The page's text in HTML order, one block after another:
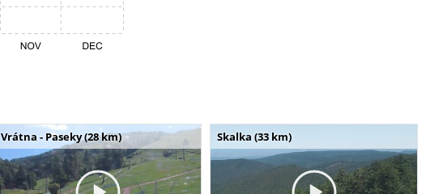
Vrátna - Paseky (28 km) Skalka (33 km)